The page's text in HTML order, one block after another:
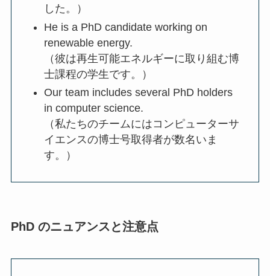
した。）
He is a PhD candidate working on
renewable energy.
（彼は再生可能エネルギーに取り組む博
士課程の学生です。）
Our team includes several PhD holders
in computer science.
（私たちのチームにはコンピューターサ
イエンスの博士号取得者が数名いま
す。）
PhD のニュアンスと注意点